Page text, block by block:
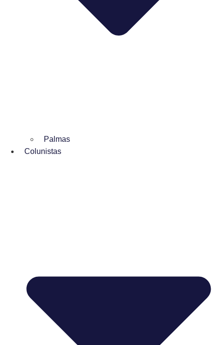
Palmas
Colunistas